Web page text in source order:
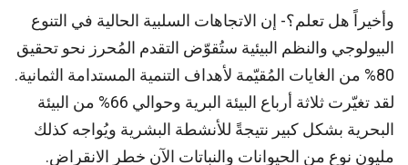
وأخيراً هل تعلم؟- إن الاتجاهات السلبية الحالية في التنوع
البيولوجي والنظم البيئية ستُقوّض التقدم المُحرز نحو تحقيق
80% من الغايات المُقيّمة لأهداف التنمية المستدامة الثمانية.
لقد تغيّرت ثلاثة أرباع البيئة البرية وحوالي 66% من البيئة
البحرية بشكل كبير نتيجةً للأنشطة البشرية ويُواجه كذلك
مليون نوع من الحيوانات والنباتات الآن خطر الانقراض.